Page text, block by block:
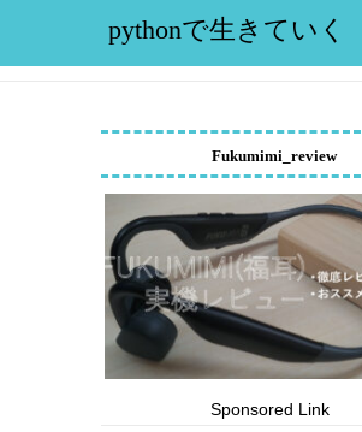
pythonで生きていく
Fukumimi_review
Sponsored Link